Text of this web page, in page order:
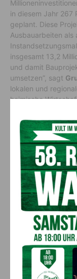
in diesem Jahr 267
geplant. Diese
Ausbauarbeiten als
insgesamt 13,2
und damit
umsetzen”, sagt
lokalen und
heimische
ein
angestoßen.
Fokus
Zusätzlich zu dem
der Bewältigung
diesem Jahr
erklärt der
Euro an
die Bezirke
Wegprojekte
des Landes
Bauleitung und